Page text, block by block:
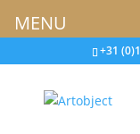
+31
MENU